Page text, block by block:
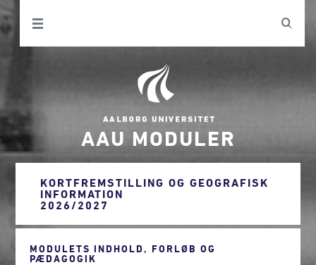
AAU MODULER
KORTFREMSTILLING OG GEOGRAFISK
INFORMATION
2026/2027
MODULETS INDHOLD, FORLØB OG
PÆDAGOGIK